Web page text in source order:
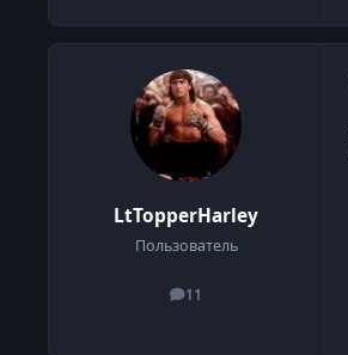
LtTopperHarley
Пользователь
11
сообщения